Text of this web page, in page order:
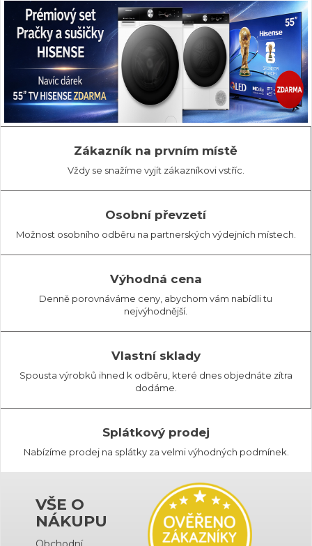
Zákazník na prvním místě
Vždy se snažíme vyjít zákazníkovi vstříc.
Osobní převzetí
Možnost osobního odběru na partnerských výdejních místech.
Výhodná cena
Denně porovnáváme ceny, abychom vám nabídli tu
nejvýhodnější.
Vlastní sklady
Spousta výrobků ihned k odběru, které dnes objednáte zítra
dodáme.
Splátkový prodej
Nabízíme prodej na splátky za velmi výhodných podmínek.
VŠE O
NÁKUPU